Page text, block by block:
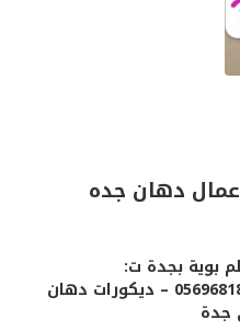
دهان جده
بوية بجدة ت:
0569681823 – ديكورات دهان
جدة